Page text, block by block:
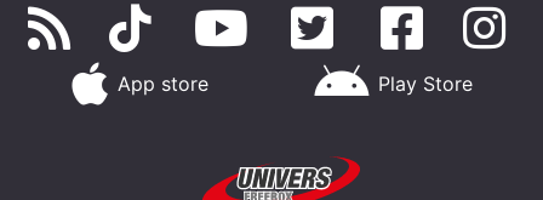
App store Play Store